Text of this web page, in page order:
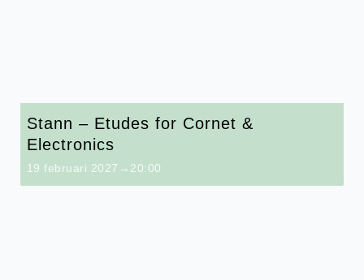
Stann – Etudes for Cornet &
Electronics
19 februari 2027→20:00